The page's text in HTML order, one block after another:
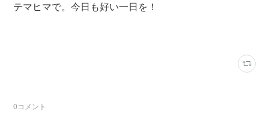
テマヒマで。今日も好い一日を！
0コメント